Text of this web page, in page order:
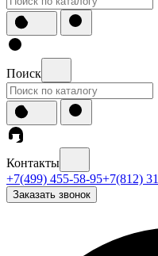
Поиск
Контакты
+7(499) 455-58-95+7(812)
Заказать звонок